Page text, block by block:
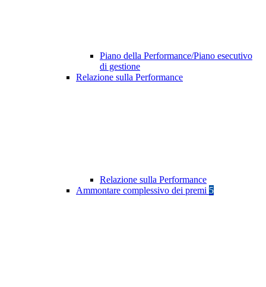
Piano della Performance/Piano esecutivo
di gestione
Relazione sulla Performance
Relazione sulla Performance
Ammontare complessivo dei premi 5